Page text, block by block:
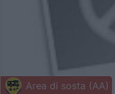
Area di sosta (AA)